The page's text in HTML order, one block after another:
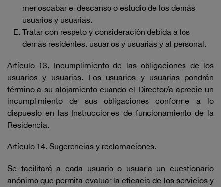
menoscabar el descanso o estudio de los demás
usuarios y usuarias.
Tratar con respeto y consideración debida a los
demás residentes, usuarios y usuarias y al personal.
Artículo 13. Incumplimiento de las obligaciones de los
usuarios y usuarias. Los usuarios y usuarias pondrán
término a su alojamiento cuando el Director/a aprecie un
incumplimiento de sus obligaciones conforme a lo
dispuesto en las Instrucciones de funcionamiento de la
Residencia.
Artículo 14. Sugerencias y reclamaciones.
Se facilitará a cada usuario o usuaria un cuestionario
anónimo que permita evaluar la eficacia de los servicios y